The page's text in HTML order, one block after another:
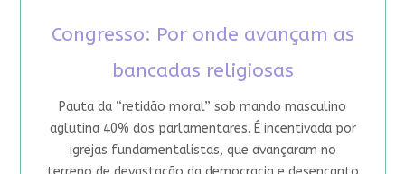
Congresso: Por onde avançam as
bancadas religiosas
Pauta da “retidão moral” sob mando masculino
aglutina 40% dos parlamentares. É incentivada por
igrejas fundamentalistas, que avançaram no